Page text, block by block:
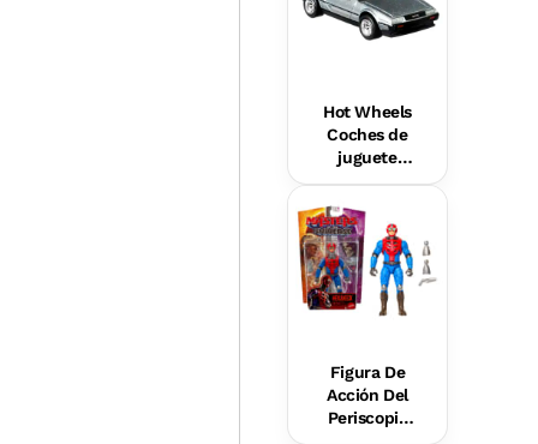
Muñeca
Barbie
Hot Wheels
Coches de
juguete
colección
Boulevard
Figura De
Acción Del
Periscopio